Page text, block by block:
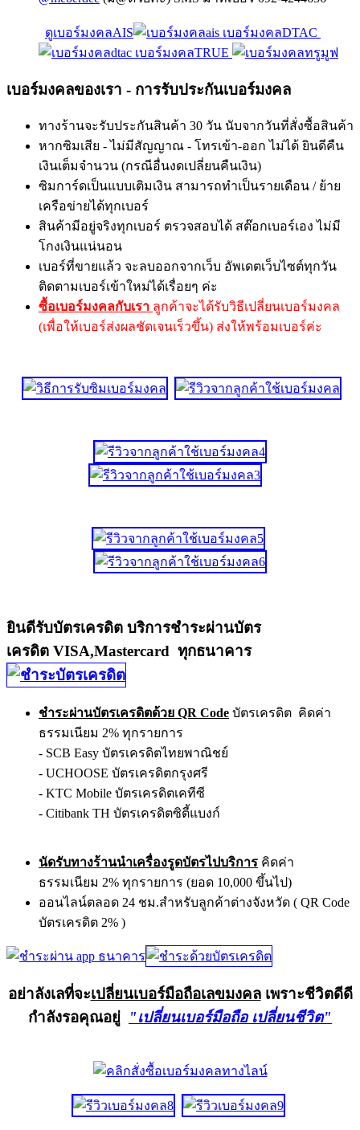
ดูเบอร์มงคลAIS
เบอร์มงคลDTAC
เบอร์มงคลTRUE
เบอร์มงคลของเรา - การรับประกันเบอร์มงคล
ทางร้านจะรับประกันสินค้า 30 วัน นับจากวันที่สั่งซื้อสินค้า
หากซิมเสีย - ไม่มีสัญญาณ - โทรเข้า-ออก ไม่ได้ ยินดีคืน
เงินเต็มจำนวน (กรณีอื่นงดเปลี่ยนคืนเงิน)
ซิมการ์ดเป็นแบบเติมเงิน สามารถทำเป็นรายเดือน / ย้าย
เครือข่ายได้ทุกเบอร์
สินค้ามีอยู่จริงทุกเบอร์ ตรวจสอบได้ สต๊อกเบอร์เอง ไม่มี
โกงเงินแน่นอน
เบอร์ที่ขายแล้ว จะลบออกจากเว็บ อัพเดตเว็บไซต์ทุกวัน
ติดตามเบอร์เข้าใหม่ได้เรื่อยๆ ค่ะ
ซื้อเบอร์มงคลกับเรา ลูกค้าจะได้รับวิธีเปลี่ยนเบอร์มงคล
(เพื่อให้เบอร์ส่งผลชัดเจนเร็วขึ้น) ส่งให้พร้อมเบอร์ค่ะ
ยินดีรับบัตรเครดิต บริการชำระผ่านบัตร
เครดิต VISA,Mastercard ทุกธนาคาร
ชำระผ่านบัตรเครดิตด้วย QR Code บัตรเครดิต คิดค่า
ธรรมเนียม 2% ทุกรายการ
- SCB Easy บัตรเครดิตไทยพาณิชย์
- UCHOOSE บัตรเครดิตกรุงศรี
- KTC Mobile บัตรเครดิตเคทีซี
- Citibank TH บัตรเครดิตซิตี้แบงก์
นัดรับทางร้านนำเครื่องรูดบัตรไปบริการ คิดค่า
ธรรมเนียม 2% ทุกรายการ (ยอด 10,000 ขึ้นไป)
ออนไลน์ตลอด 24 ชม.สำหรับลูกค้าต่างจังหวัด ( QR Code
บัตรเครดิต 2% )
อย่าลังเลที่จะเปลี่ยนเบอร์มือถือเลขมงคลเพราะชีวิตดีดี
กำลังรอคุณอยู่
"เปลี่ยนเบอร์มือถือ เปลี่ยนชีวิต"